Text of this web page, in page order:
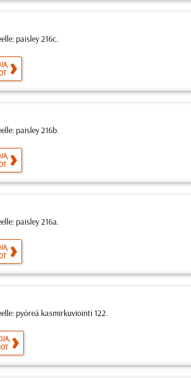
paisley 216c.
paisley 216b.
paisley 216a.
pyöreä kasmirkuviointi 122.